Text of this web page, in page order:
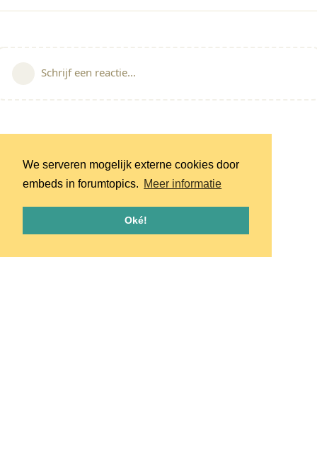
We serveren mogelijk externe cookies door
embeds in forumtopics. Meer informatie
Oké!
Schrijf een reactie...